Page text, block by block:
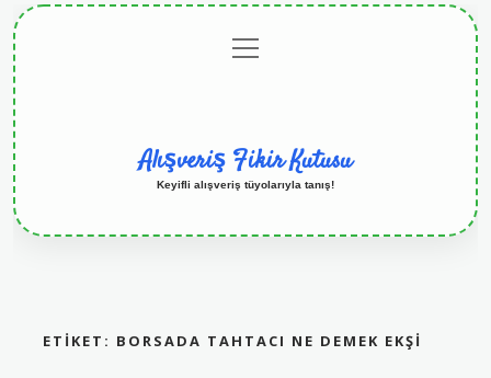
menüyü
aç
Alışveriş Fikir Kutusu
Keyifli alışveriş tüyolarıyla tanış!
ETIKET: BORSADA TAHTACI NE DEMEK EKŞI